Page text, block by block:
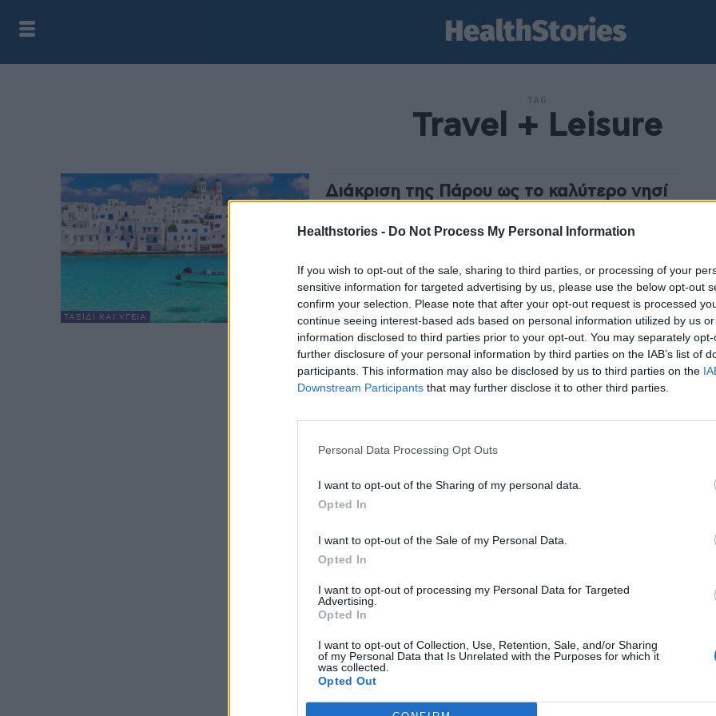
Healthstories - Do Not Process My Personal Information
If you wish to opt-out of the sale, sharing to third parties, or processing of your
sensitive information for targeted advertising by us, please use the below opt-out
confirm your selection. Please note that after your opt-out request is processed
continue seeing interest-based ads based on personal information utilized by us
information disclosed to third parties prior to your opt-out. You may separately
further disclosure of your personal information by third parties on the IAB’s list of
participants. This information may also be disclosed by us to third parties on the
Downstream Participants that may further disclose it to other third parties.
Personal Data Processing Opt Outs
I want to opt-out of the Sharing of my personal data.
Opted In
I want to opt-out of the Sale of my Personal Data.
Opted In
I want to opt-out of processing my Personal Data for Targeted
Advertising.
Opted In
I want to opt-out of Collection, Use, Retention, Sale, and/or Sharing
of my Personal Data that Is Unrelated with the Purposes for which it
was collected.
Opted Out
TAG
Travel + Leisure
ΤΑΞΊΔΙ ΚΑΙ ΥΓΕΊΑ
Διάκριση της Πάρου ως το καλύτερο νησί
Awards
Η Πάρος κατέκτησε την πρώτη θέση στα βραβεία World's
Best Awards 2025 του ταξιδιωτικού περιοδικού Travel +
Leisure, ως το καλύτερο νησί στον κόσμο. Σύμφωνα...